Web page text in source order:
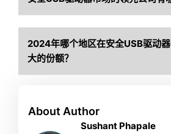
2024年哪个地区在安全USB驱动
大的份额？
About Author
Sushant Phapale